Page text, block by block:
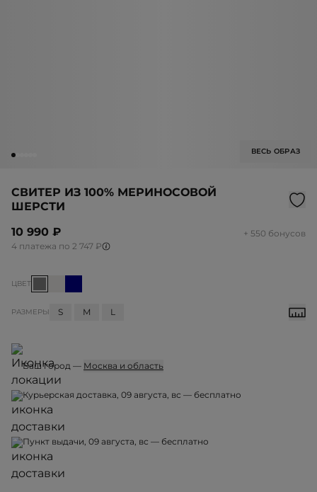
ВЕСЬ ОБРАЗ
СВИТЕР ИЗ 100% МЕРИНОСОВОЙ
ШЕРСТИ
10 990 ₽
+ 550 бонусов
4 платежа по 2 747 ₽
ЦВЕТ
РАЗМЕРЫ S M L
Ваш город — Москва и область
Курьерская доставка, 09 августа, вс — бесплатно
Пункт выдачи, 09 августа, вс — бесплатно